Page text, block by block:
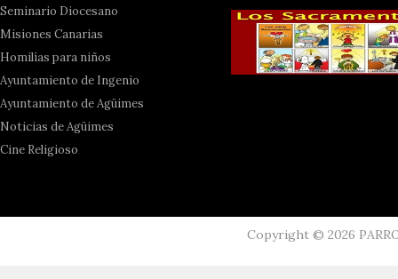
Seminario Diocesano
Misiones Canarias
Homilías para niños
Ayuntamiento de Ingenio
Ayuntamiento de Agüimes
Noticias de Agüimes
Cine Religioso
Copyright ©2026